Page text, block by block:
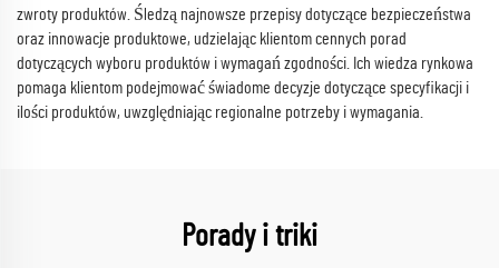
zwroty produktów. Śledzą najnowsze przepisy dotyczące bezpieczeństwa
oraz innowacje produktowe, udzielając klientom cennych porad
dotyczących wyboru produktów i wymagań zgodności. Ich wiedza rynkowa
pomaga klientom podejmować świadome decyzje dotyczące specyfikacji i
ilości produktów, uwzględniając regionalne potrzeby i wymagania.
Porady i triki